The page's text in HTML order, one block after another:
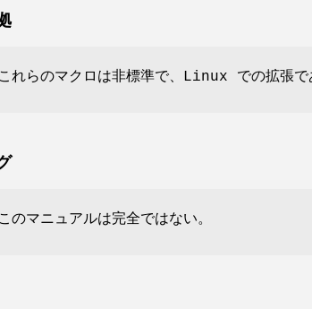
これらのマクロは非標準で、Linux での拡張で
このマニュアルは完全ではない。